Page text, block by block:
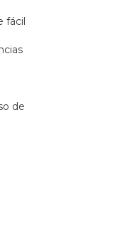
fácil
de